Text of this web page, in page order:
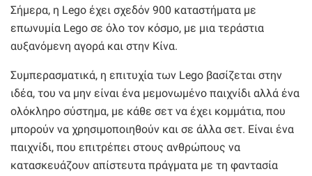
Σήμερα, η Lego έχει σχεδόν 900 καταστήματα με
επωνυμία Lego σε όλο τον κόσμο, με μια τεράστια
αυξανόμενη αγορά και στην Κίνα.
Συμπερασματικά, η επιτυχία των Lego βασίζεται στην
ιδέα, του να μην είναι ένα μεμονωμένο παιχνίδι αλλά ένα
ολόκληρο σύστημα, με κάθε σετ να έχει κομμάτια, που
μπορούν να χρησιμοποιηθούν και σε άλλα σετ. Είναι ένα
παιχνίδι, που επιτρέπει στους ανθρώπους να
κατασκευάζουν απίστευτα πράγματα με τη φαντασία